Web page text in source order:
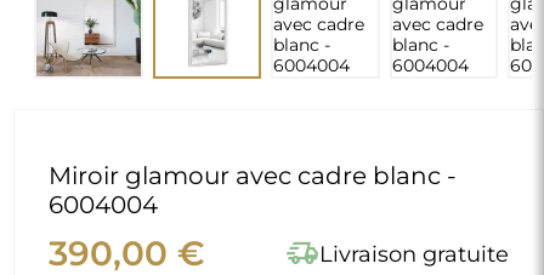
Miroir glamour avec cadre blanc -
6004004
390,00 € delivery_truck_speedLivraison gratuite